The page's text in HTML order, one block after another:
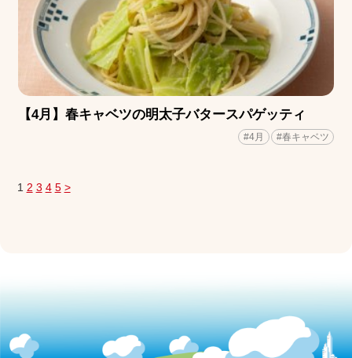
【4月】春キャベツの明太子バタースパゲッティ
#4月 #春キャベツ
1 2 3 4 5 >